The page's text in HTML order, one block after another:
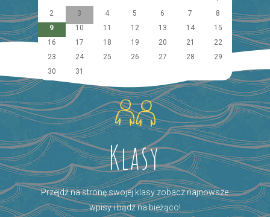
2
3 4 5 6 7
8
9
10 11 12 13 14
15
16
17 18 19 20 21
22
23
24 25 26 27 28
29
30
31
Klasy
Przejdź na stronę swojej klasy zobacz najnowsze
wpisy i bądź na bieżąco!